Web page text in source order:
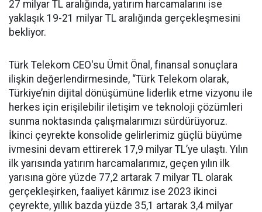
27 milyar TL aralığında, yatırım harcamalarını ise
yaklaşık 19-21 milyar TL aralığında gerçekleşmesini
bekliyor.
Türk Telekom CEO'su Ümit Önal, finansal sonuçlara
ilişkin değerlendirmesinde, “Türk Telekom olarak,
Türkiye’nin dijital dönüşümüne liderlik etme vizyonu ile
herkes için erişilebilir iletişim ve teknoloji çözümleri
sunma noktasında çalışmalarımızı sürdürüyoruz.
İkinci çeyrekte konsolide gelirlerimiz güçlü büyüme
ivmesini devam ettirerek 17,9 milyar TL’ye ulaştı. Yılın
ilk yarısında yatırım harcamalarımız, geçen yılın ilk
yarısına göre yüzde 77,2 artarak 7 milyar TL olarak
gerçekleşirken, faaliyet kârımız ise 2023 ikinci
çeyrekte, yıllık bazda yüzde 35,1 artarak 3,4 milyar